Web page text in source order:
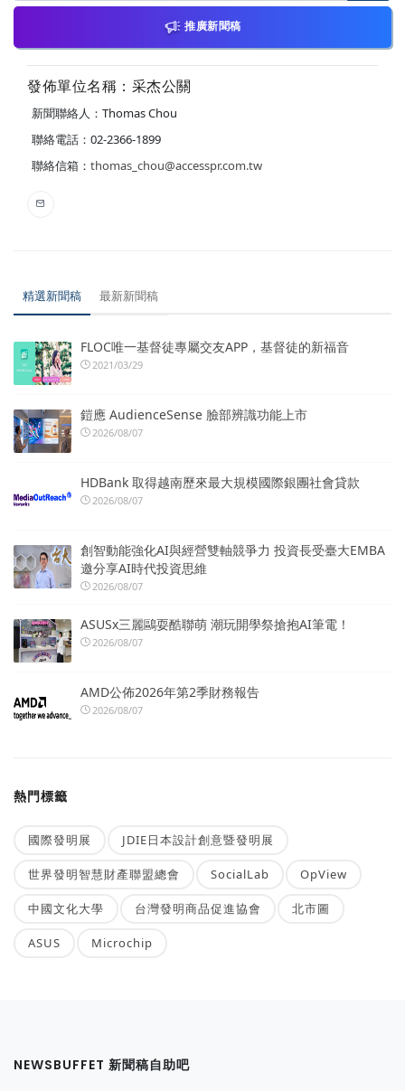
推廣新聞稿
發佈單位名稱：采杰公關
新聞聯絡人：Thomas Chou
聯絡電話：02-2366-1899
聯絡信箱： thomas_chou@accesspr.com.tw
精選新聞稿 最新新聞稿
FLOC唯一基督徒專屬交友APP，基督徒的新福音
2021/03/29
鎧應 AudienceSense 臉部辨識功能上市
2026/08/07
HDBank 取得越南歷來最大規模國際銀團社會貸款
2026/08/07
創智動能強化AI與經營雙軸競爭力 投資長受臺大EMBA
邀分享AI時代投資思維
2026/08/07
ASUSx三麗鷗耍酷聯萌 潮玩開學祭搶抱AI筆電！
2026/08/07
AMD公佈2026年第2季財務報告
2026/08/07
熱門標籤
國際發明展 JDIE日本設計創意暨發明展
世界發明智慧財產聯盟總會 SocialLab OpView
中國文化大學 台灣發明商品促進協會 北市圖
ASUS Microchip
NEWSBUFFET 新聞稿自助吧